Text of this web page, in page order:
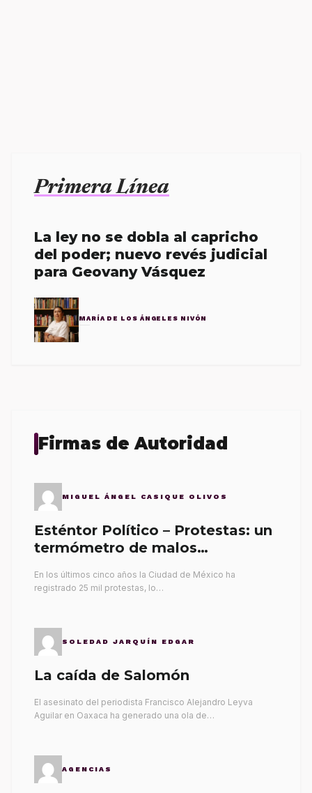
Primera Línea
La ley no se dobla al capricho
del poder; nuevo revés judicial
para Geovany Vásquez
MARÍA DE LOS ÁNGELES NIVÓN
Firmas de Autoridad
MIGUEL ÁNGEL CASIQUE OLIVOS
Esténtor Político – Protestas: un
termómetro de malos
En los últimos cinco años la Ciudad de México ha
registrado 25 mil protestas, lo…
SOLEDAD JARQUÍN EDGAR
La caída de Salomón
El asesinato del periodista Francisco Alejandro Leyva
Aguilar en Oaxaca ha generado una ola de…
AGENCIAS